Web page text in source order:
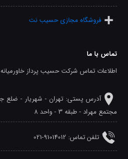
فروشگاه مجازی حسیب نت
تماس با ما
اطلاعات تماس شرکت حسیب پرداز خاورمیانه
مجتمع مهراد - طبقه 3 - واحد 8
تلفن‌ تماس: 91014012-021